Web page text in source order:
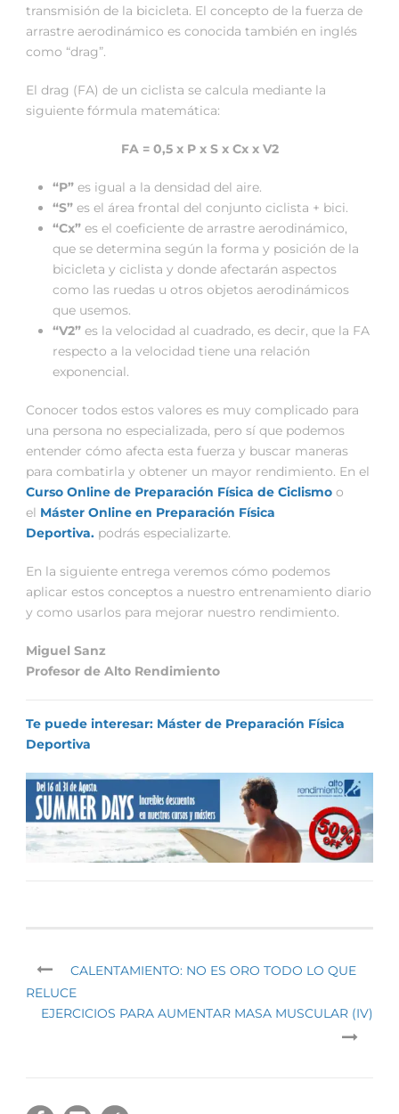
transmisión de la bicicleta. El concepto de la fuerza de
arrastre aerodinámico es conocida también en inglés
como “drag”.
El drag (FA) de un ciclista se calcula mediante la
siguiente fórmula matemática:
FA = 0,5 x P x S x Cxx V2
“P” es igual a la densidad del aire.
“S” es el área frontal del conjunto ciclista + bici.
“Cx” es el coeficiente de arrastre aerodinámico,
que se determina según la forma y posición de la
bicicleta y ciclista y donde afectarán aspectos
como las ruedas u otros objetos aerodinámicos
que usemos.
“V2” es la velocidad al cuadrado, es decir, que la FA
respecto a la velocidad tiene una relación
exponencial.
Conocer todos estos valores es muy complicado para
una persona no especializada, pero sí que podemos
entender cómo afecta esta fuerza y buscar maneras
para combatirla y obtener un mayor rendimiento. En el
Curso Online de Preparación Física de Ciclismo o
el Máster Online en Preparación Física
Deportiva. podrás especializarte.
En la siguiente entrega veremos cómo podemos
aplicar estos conceptos a nuestro entrenamiento diario
y como usarlos para mejorar nuestro rendimiento.
Miguel Sanz
Profesor de Alto Rendimiento
Te puede interesar: Máster de Preparación Física
Deportiva
CALENTAMIENTO: NO ES ORO TODO LO QUE
RELUCE
EJERCICIOS PARA AUMENTAR MASA MUSCULAR (IV)